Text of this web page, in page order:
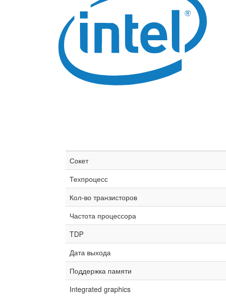
Сокет
Техпроцесс
Кол-во транзисторов
Частота процессора
TDP
Дата выхода
Поддержка памяти
Integrated graphics